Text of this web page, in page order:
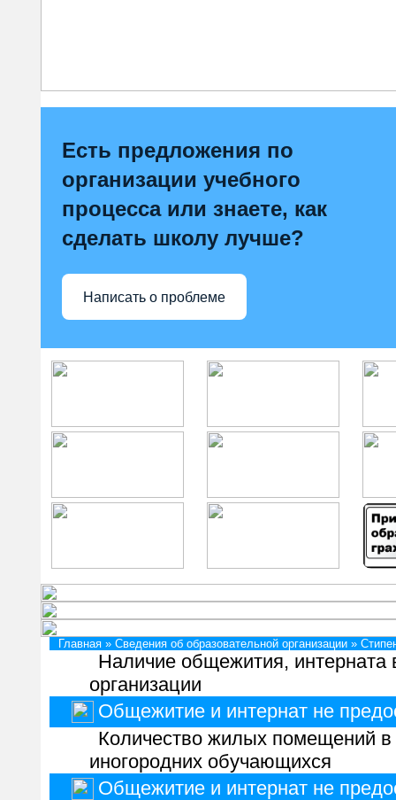
Есть предложения по
организации учебного
процесса или знаете, как
сделать школу лучше?
Написать о проблеме
Главная » Сведения об образовательной организации »
Наличие общежития, интерната
организации
Общежитие и интернат не
Количество жилых помещений
иногородних обучающихся
Общежитие и интернат не